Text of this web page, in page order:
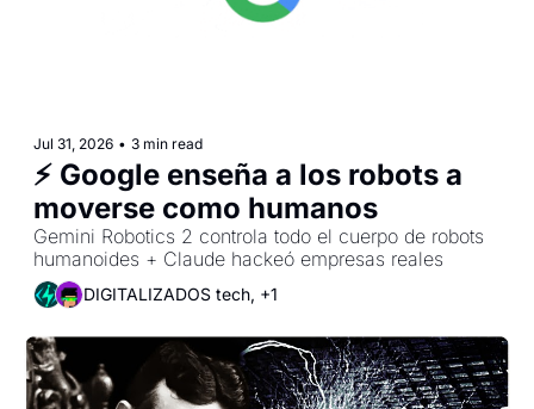
Jul 31, 2026 • 3 min read
⚡ Google enseña a los robots a
moverse como humanos
Gemini Robotics 2 controla todo el cuerpo de robots
humanoides + Claude hackeó empresas reales
DIGITALIZADOS tech, +1